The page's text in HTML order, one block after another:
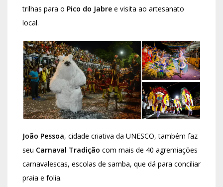
trilhas para o Pico do Jabre e visita ao artesanato
local.
João Pessoa, cidade criativa da UNESCO, também faz
seu Carnaval Tradição com mais de 40 agremiações
carnavalescas, escolas de samba, que dá para conciliar
praia e folia.